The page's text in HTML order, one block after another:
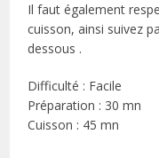
Il faut également
cuisson, ainsi suivez
dessous .
Difficulté : Facile
Préparation : 30 mn
Cuisson : 45 mn